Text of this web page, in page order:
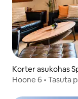
Korter asukohas
Hoone 6 • Tasuta